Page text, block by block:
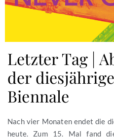
Letzter Tag |
der
Biennale
Nach vier Monaten endet die
heute. Zum 15. Mal fand